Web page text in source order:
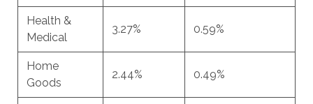
Health &
Medical
3.27% 0.59%
Home
Goods
2.44% 0.49%